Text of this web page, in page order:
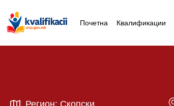
Почетна Квалификации
Регион: Скопски